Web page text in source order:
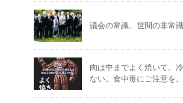
議会の常識、世間の非常識
肉は中までよく焼いて。
ない。食中毒にご注意を。